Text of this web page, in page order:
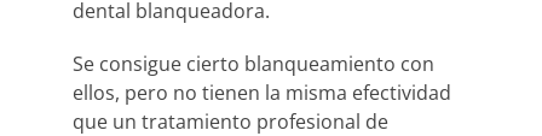
dental blanqueadora.
Se consigue cierto blanqueamiento con
ellos, pero no tienen la misma efectividad
que un tratamiento profesional de